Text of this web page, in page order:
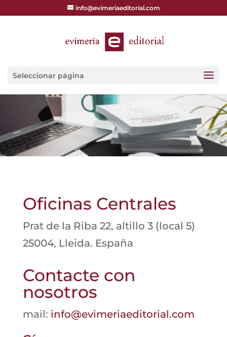
info@evimeriaeditorial.com
Seleccionar página
Oficinas Centrales
Prat de la Riba 22, altillo 3 (local 5)
25004, Lleida. España
Contacte con
nosotros
mail: info@evimeriaeditorial.com